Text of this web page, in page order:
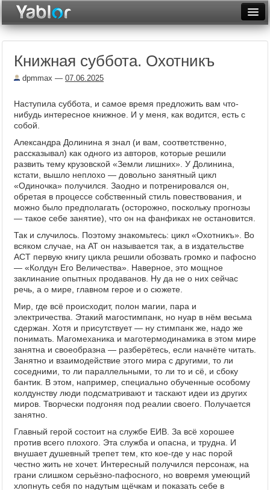
Неделя
Рейтинги
Фототоп
Видеотоп
Книжная суббота. Охотникъ
dpmmax — 07.06.2025
Наступила суббота, и самое время предложить вам что-
нибудь интересное книжное. И у меня, как водится, есть с
собой.
Александра Долинина я знал (и вам, соответственно,
рассказывал) как одного из авторов, которые решили
развить тему крузовской «Земли лишних». У Долинина,
кстати, вышло неплохо — довольно занятный цикл
«Одиночка» получился. Заодно и потренировался он,
обретая в процессе собственный стиль повествования, и
можно было предполагать (осторожно, поскольку прогнозы
— такое себе занятие), что он на фанфиках не остановится.
Так и случилось. Поэтому знакомьтесь: цикл «Охотникъ». Во
всяком случае, на АТ он называется так, а в издательстве
АСТ первую книгу цикла решили обозвать громко и пафосно
— «Колдун Его Величества». Наверное, это мощное
заклинание опытных продаванов. Ну да не о них сейчас
речь, а о мире, главном герое и о сюжете.
Мир, где всё происходит, полон магии, пара и
электричества. Этакий магостимпанк, но нуар в нём весьма
сдержан. Хотя и присутствует — ну стимпанк же, надо же
понимать. Магомеханика и маготермодинамика в этом мире
занятна и своеобразна — разберётесь, если начнёте читать.
Занятно и взаимодействие этого мира с другими, то ли
соседними, то ли параллельными, то ли то и сё, и сбоку
бантик. В этом, например, специально обученные особому
колдунству люди подсматривают и таскают идеи из других
миров. Творчески подгоняя под реалии своего. Получается
занятно.
Главный герой состоит на службе ЕИВ. За всё хорошее
против всего плохого. Эта служба и опасна, и трудна. И
внушает душевный трепет тем, кто кое-где у нас порой
честно жить не хочет. Интересный получился персонаж, на
грани слишком серьёзно-пафосного, но вовремя умеющий
хлопнуть себя по надутым щёчкам и показать себе в